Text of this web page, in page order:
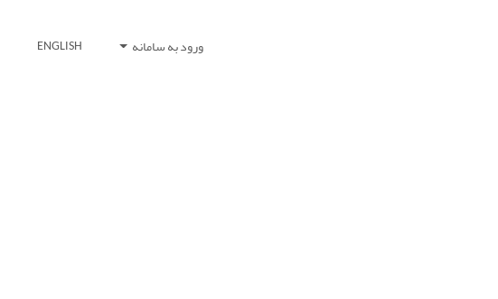
ورود به سامانه ENGLISH